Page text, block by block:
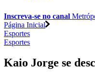
Inscreva-se no canal
Página Inicial
Esportes
Esportes
Kaio Jorge se